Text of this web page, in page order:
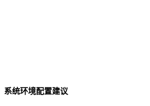
系统环境配置建议